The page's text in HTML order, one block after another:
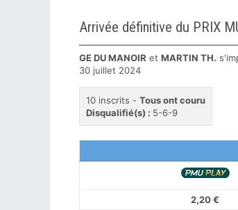
Arrivée définitive du PRIX
GE DU MANOIR et MARTIN TH.
30 juillet 2024
10 inscrits - Tous ont couru
Disqualifié(s) : 5-6-9
2,20 €